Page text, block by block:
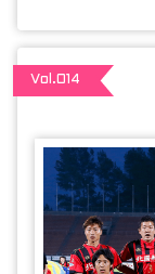
Vol.014